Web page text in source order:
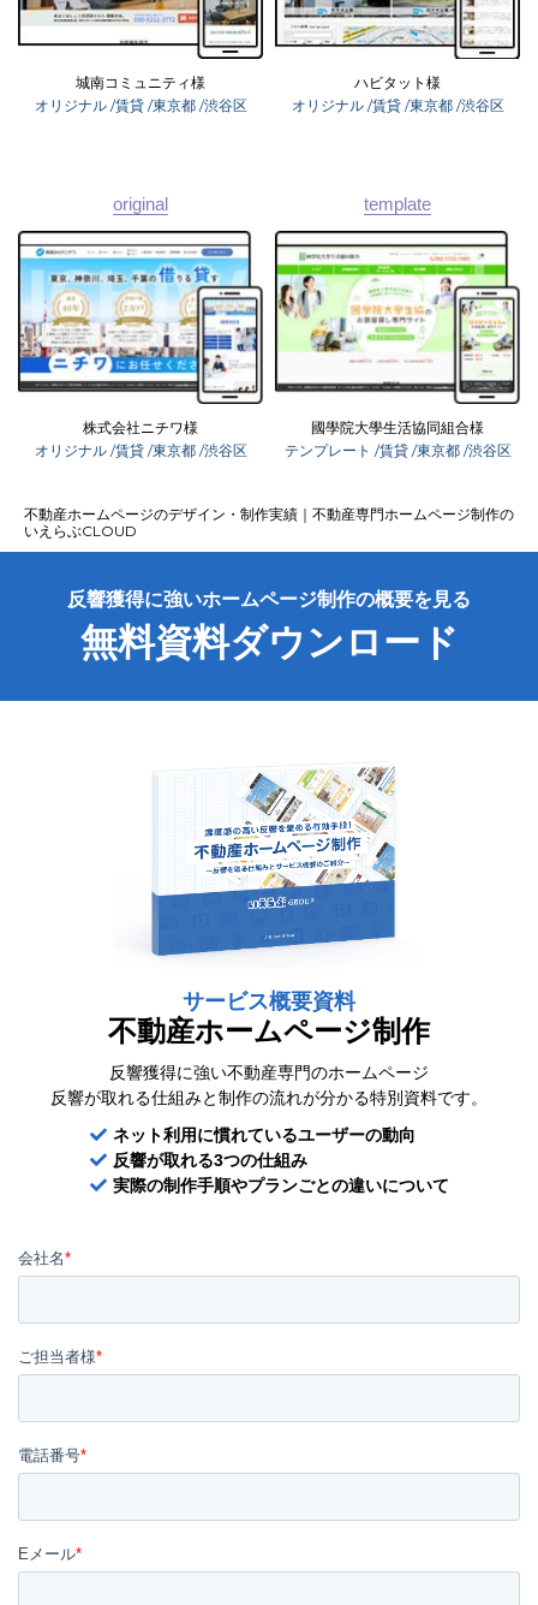
03-6689-1791
城南コミュニティ様
オリジナル /賃貸 /東京都 /渋谷区
ハビタット様
オリジナル /賃貸 /東京都 /渋谷区
original
株式会社ニチワ様
オリジナル /賃貸 /東京都 /渋谷区
template
國學院大學生活協同組合様
テンプレート /賃貸 /東京都 /渋谷区
不動産ホームページのデザイン・制作実績｜不動産専門ホームページ制作の
いえらぶCLOUD
反響獲得に強いホームページ制作の概要を見る
無料資料ダウンロード
サービス概要資料
不動産ホームページ制作
反響獲得に強い不動産専門のホームページ
反響が取れる仕組みと制作の流れが分かる特別資料です。
ネット利用に慣れているユーザーの動向
反響が取れる3つの仕組み
実際の制作手順やプランごとの違いについて